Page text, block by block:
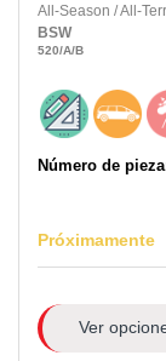
All-Season /All-
BSW
520/A/B
Número de
Próximamente
Ver